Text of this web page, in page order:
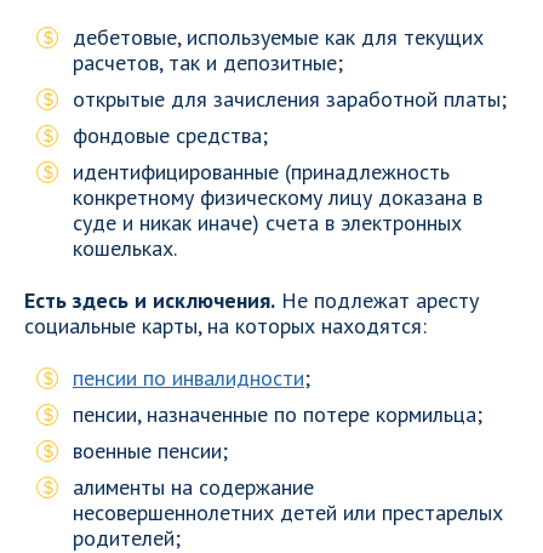
дебетовые, используемые как для текущих
расчетов, так и депозитные;
открытые для зачисления заработной платы;
фондовые средства;
идентифицированные (принадлежность
конкретному физическому лицу доказана в
суде и никак иначе) счета в электронных
кошельках.
Есть здесь и исключения. Не подлежат аресту
социальные карты, на которых находятся:
пенсии по инвалидности;
пенсии, назначенные по потере кормильца;
военные пенсии;
алименты на содержание
несовершеннолетних детей или престарелых
родителей;